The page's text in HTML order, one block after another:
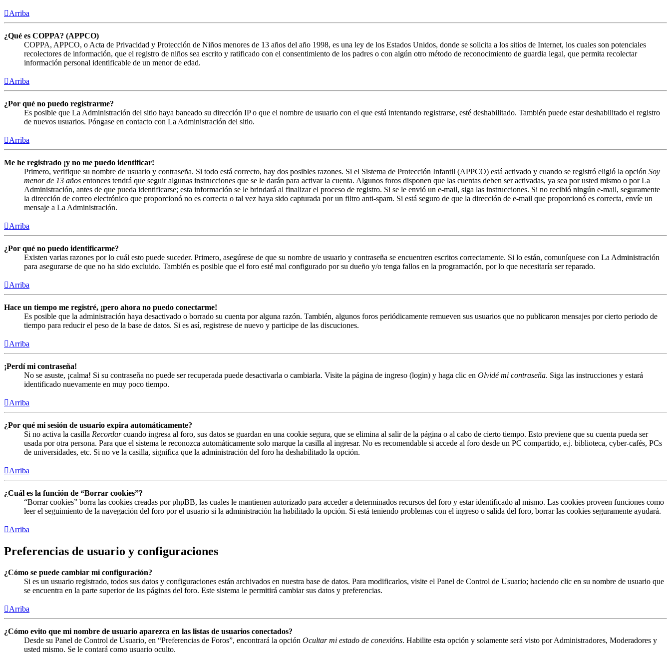
Arriba
¿Qué es COPPA? (APPCO)
COPPA, APPCO, o Acta de Privacidad y Protección de Niños menores de 13 años del año 1998, es una ley de los Estados Unidos, donde se solicita a los sitios de Internet, los cuales son potenciales
recolectores de información, que el registro de niños sea escrito y ratificado con el consentimiento de los padres o con algún otro método de reconocimiento de guardia legal, que permita recolectar
información personal identificable de un menor de edad.
Arriba
¿Por qué no puedo registrarme?
Es posible que La Administración del sitio haya baneado su dirección IP o que el nombre de usuario con el que está intentando registrarse, esté deshabilitado. También puede estar deshabilitado el registro
de nuevos usuarios. Póngase en contacto con La Administración del sitio.
Arriba
Me he registrado ¡y no me puedo identificar!
Primero, verifique su nombre de usuario y contraseña. Si todo está correcto, hay dos posibles razones. Si el Sistema de Protección Infantil (APPCO) está activado y cuando se registró eligió la opción Soy
menor de 13 años entonces tendrá que seguir algunas instrucciones que se le darán para activar la cuenta. Algunos foros disponen que las cuentas deben ser activadas, ya sea por usted mismo o por La
Administración, antes de que pueda identificarse; esta información se le brindará al finalizar el proceso de registro. Si se le envió un e-mail, siga las instrucciones. Si no recibió ningún e-mail, seguramente
la dirección de correo electrónico que proporcionó no es correcta o tal vez haya sido capturada por un filtro anti-spam. Si está seguro de que la dirección de e-mail que proporcionó es correcta, envíe un
mensaje a La Administración.
Arriba
¿Por qué no puedo identificarme?
Existen varias razones por lo cuál esto puede suceder. Primero, asegúrese de que su nombre de usuario y contraseña se encuentren escritos correctamente. Si lo están, comuníquese con La Administración
para asegurarse de que no ha sido excluido. También es posible que el foro esté mal configurado por su dueño y/o tenga fallos en la programación, por lo que necesitaría ser reparado.
Arriba
Hace un tiempo me registré, ¡pero ahora no puedo conectarme!
Es posible que la administración haya desactivado o borrado su cuenta por alguna razón. También, algunos foros periódicamente remueven sus usuarios que no publicaron mensajes por cierto periodo de
tiempo para reducir el peso de la base de datos. Si es así, registrese de nuevo y participe de las discuciones.
Arriba
¡Perdí mi contraseña!
No se asuste, ¡calma! Si su contraseña no puede ser recuperada puede desactivarla o cambiarla. Visite la página de ingreso (login) y haga clic en Olvidé mi contraseña. Siga las instrucciones y estará
identificado nuevamente en muy poco tiempo.
Arriba
¿Por qué mi sesión de usuario expira automáticamente?
Si no activa la casilla Recordarcuando ingresa al foro, sus datos se guardan en una cookie segura, que se elimina al salir de la página o al cabo de cierto tiempo. Esto previene que su cuenta pueda ser
usada por otra persona. Para que el sistema le reconozca automáticamente solo marque la casilla al ingresar. No es recomendable si accede al foro desde un PC compartido, e.j. biblioteca, cyber-cafés, PCs
de universidades, etc. Si no ve la casilla, significa que la administración del foro ha deshabilitado la opción.
Arriba
¿Cuál es la función de “Borrar cookies”?
“Borrar cookies” borra las cookies creadas por phpBB, las cuales le mantienen autorizado para acceder a determinados recursos del foro y estar identificado al mismo. Las cookies proveen funciones como
leer el seguimiento de la navegación del foro por el usuario si la administración ha habilitado la opción. Si está teniendo problemas con el ingreso o salida del foro, borrar las cookies seguramente ayudará.
Arriba
Preferencias de usuario y configuraciones
¿Cómo se puede cambiar mi configuración?
Si es un usuario registrado, todos sus datos y configuraciones están archivados en nuestra base de datos. Para modificarlos, visite el Panel de Control de Usuario; haciendo clic en su nombre de usuario que
se encuentra en la parte superior de las páginas del foro. Este sistema le permitirá cambiar sus datos y preferencias.
Arriba
¿Cómo evito que mi nombre de usuario aparezca en las listas de usuarios conectados?
Desde su Panel de Control de Usuario, en “Preferencias de Foros”, encontrará la opción Ocultar mi estado de conexións. Habilite esta opción y solamente será visto por Administradores, Moderadores y
usted mismo. Se le contará como usuario oculto.